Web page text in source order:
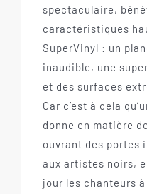
spectaculaire,
caractéristiques
SuperVinyl : un
inaudible, une
et des surfaces
Car c’est à cela
donne en matière
ouvrant des portes
aux artistes noirs,
jour les chanteurs